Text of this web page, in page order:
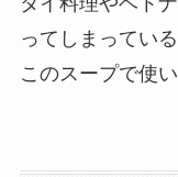
ってしまってい
このスープで使